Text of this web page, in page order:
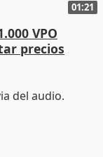
01:21
VPO
precios